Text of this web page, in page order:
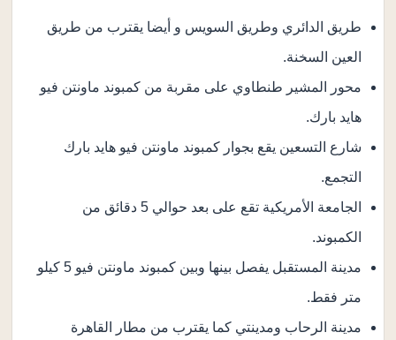
طريق الدائري وطريق السويس و أيضا يقترب من طريق
العين السخنة.
محور المشير طنطاوي على مقربة من كمبوند ماونتن فيو
هايد بارك.
شارع التسعين يقع بجوار كمبوند ماونتن فيو هايد بارك
التجمع.
الجامعة الأمريكية تقع على بعد حوالي 5 دقائق من
الكمبوند.
مدينة المستقبل يفصل بينها وبين كمبوند ماونتن فيو 5 كيلو
متر فقط.
مدينة الرحاب ومدينتي كما يقترب من مطار القاهرة